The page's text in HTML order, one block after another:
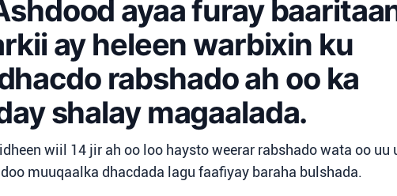
ayaa furay
ay heleen warbixin ku
rabshado ah oo ka
shalay magaalada.
wiil 14 jir ah oo loo haysto weerar rabshado wata oo uu
muuqaalka dhacdada lagu faafiyay baraha bulshada.